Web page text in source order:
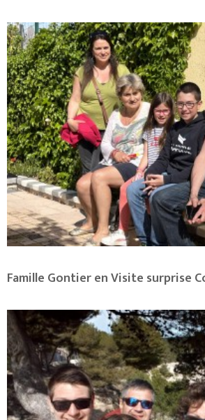
Famille Gontier en Visite surprise